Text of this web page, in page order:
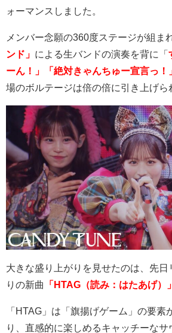
ォーマンスしました。
メンバー念願の360度ステージが組ま
ンド」 による生バンドの演奏を背に「
ーん！」「絶対きゃんちゅー宣言っ！
場のボルテージは倍の倍に引き上げら
大きな盛り上がりを見せたのは、先
りの新曲
「HTAG（読み：はたあげ）」
「 HTAG 」は「旗揚げゲーム」の要素
り、直感的に楽しめるキャッチーな